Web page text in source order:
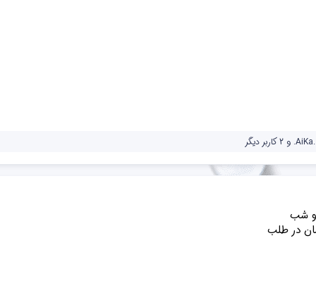
.AiKa. و 2 کاربر دیگر
و شب
در طلب